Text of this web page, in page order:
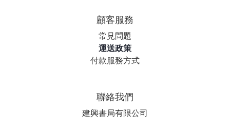
顧客服務
常見問題
運送政策
付款服務方式
聯絡我們
建興書局有限公司